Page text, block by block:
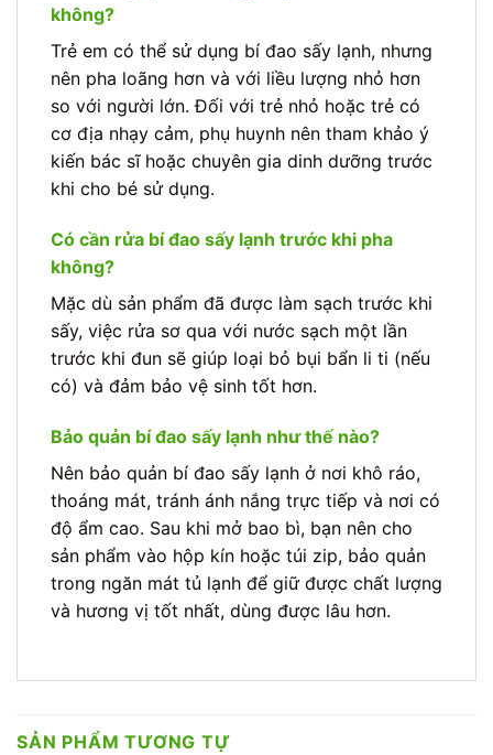
không?
Trẻ em có thể sử dụng bí đao sấy lạnh, nhưng
nên pha loãng hơn và với liều lượng nhỏ hơn
so với người lớn. Đối với trẻ nhỏ hoặc trẻ có
cơ địa nhạy cảm, phụ huynh nên tham khảo ý
kiến bác sĩ hoặc chuyên gia dinh dưỡng trước
khi cho bé sử dụng.
Có cần rửa bí đao sấy lạnh trước khi pha
không?
Mặc dù sản phẩm đã được làm sạch trước khi
sấy, việc rửa sơ qua với nước sạch một lần
trước khi đun sẽ giúp loại bỏ bụi bẩn li ti (nếu
có) và đảm bảo vệ sinh tốt hơn.
Bảo quản bí đao sấy lạnh như thế nào?
Nên bảo quản bí đao sấy lạnh ở nơi khô ráo,
thoáng mát, tránh ánh nắng trực tiếp và nơi có
độ ẩm cao. Sau khi mở bao bì, bạn nên cho
sản phẩm vào hộp kín hoặc túi zip, bảo quản
trong ngăn mát tủ lạnh để giữ được chất lượng
và hương vị tốt nhất, dùng được lâu hơn.
SẢN PHẨM TƯƠNG TỰ